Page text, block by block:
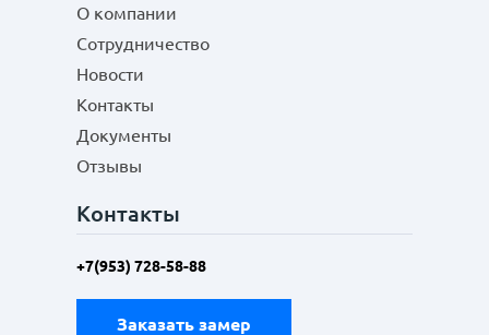
О компании
Сотрудничество
Новости
Контакты
Документы
Отзывы
Контакты
+7(953) 728-58-88
Заказать замер